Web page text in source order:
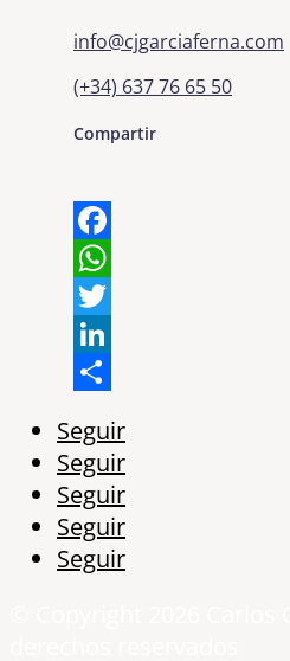
info@cjgarciaferna.com
(+34) 637 76 65 50
Compartir
Facebook
WhatsApp
Twitter
LinkedIn
Seguir
Seguir
Seguir
Seguir
Seguir